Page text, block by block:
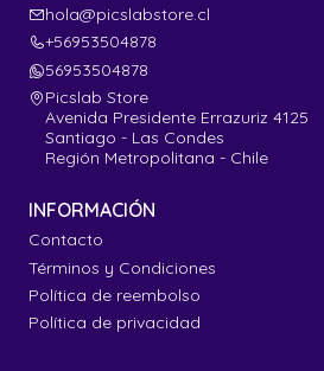
hola@picslabstore.cl
+56953504878
56953504878
Picslab Store
Avenida Presidente Errazuriz 4125
Santiago - Las Condes
Región Metropolitana - Chile
INFORMACIÓN
Contacto
Términos y Condiciones
Política de reembolso
Política de privacidad